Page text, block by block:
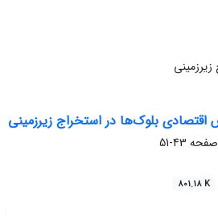
اقتصادی بلوک‌ها در استخراج زیرزمینی
43-51
801.18 K